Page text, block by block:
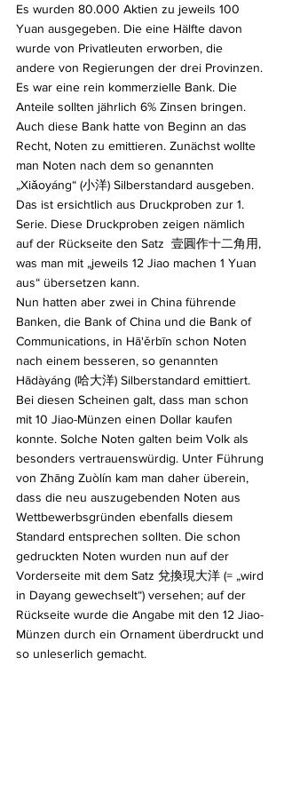
Es wurden 80.000 Aktien zu jeweils 100
Yuan ausgegeben. Die eine Hälfte davon
wurde von Privatleuten erworben, die
andere von Regierungen der drei Provinzen.
Es war eine rein kommerzielle Bank. Die
Anteile sollten jährlich 6% Zinsen bringen.
Auch diese Bank hatte von Beginn an das
Recht, Noten zu emittieren. Zunächst wollte
man Noten nach dem so genannten
„Xiǎoyáng“ (小洋) Silberstandard ausgeben.
Das ist ersichtlich aus Druckproben zur 1.
Serie. Diese Druckproben zeigen nämlich
auf der Rückseite den Satz  壹圓作十二角用,
was man mit „jeweils 12 Jiao machen 1 Yuan
aus“ übersetzen kann.
Nun hatten aber zwei in China führende
Banken, die Bank of China und die Bank of
Communications, in Hā'ěrbīn schon Noten
nach einem besseren, so genannten
Hādàyáng (哈大洋) Silberstandard emittiert.
Bei diesen Scheinen galt, dass man schon
mit 10 Jiao-Münzen einen Dollar kaufen
konnte. Solche Noten galten beim Volk als
besonders vertrauenswürdig. Unter Führung
von Zhāng Zuòlín kam man daher überein,
dass die neu auszugebenden Noten aus
Wettbewerbsgründen ebenfalls diesem
Standard entsprechen sollten. Die schon
gedruckten Noten wurden nun auf der
Vorderseite mit dem Satz 兌換現大洋 (= „wird
in Dayang gewechselt“) versehen; auf der
Rückseite wurde die Angabe mit den 12 Jiao-
Münzen durch ein Ornament überdruckt und
so unleserlich gemacht.